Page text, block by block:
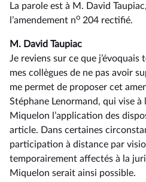
La parole est à M. David
l’amendement no 204 rectifié.
M. David Taupiac
Je reviens sur ce que j’évoquais
mes collègues de ne pas avoir
me permet de proposer cet
Stéphane Lenormand, qui vise
Miquelon l’application des
article. Dans certaines
participation à distance par
temporairement affectés à la
Miquelon serait ainsi possible.